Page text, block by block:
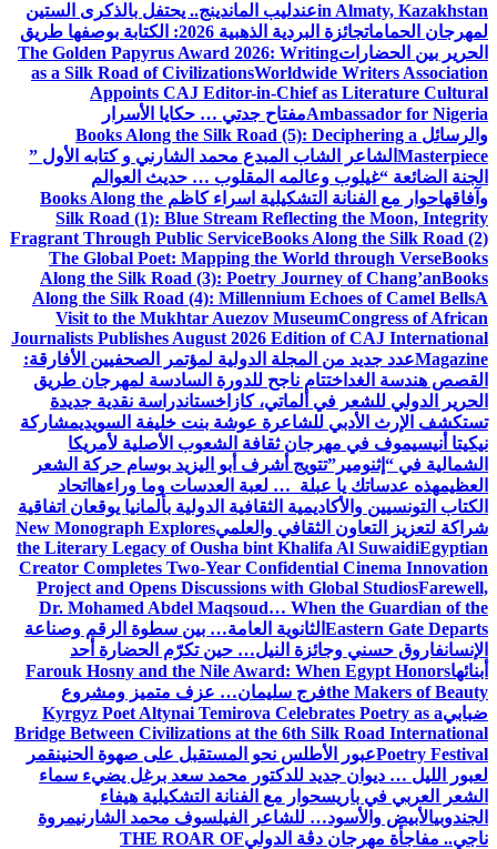
in Almaty, Kazakhstanعندليب الماندينج.. يحتفل بالذكرى الستين
لمهرجان الحمامات
جائزة البردية الذهبية 2026: الكتابة بوصفها طريق
الحرير بين الحضاراتThe Golden Papyrus Award 2026: Writing
as a Silk Road of CivilizationsWorldwide Writers Association
Appoints CAJ Editor-in-Chief as Literature Cultural
Ambassador for Nigeriaمفتاح جدتي … حكايا الأسرار
والرسائل Books Along the Silk Road (5): Deciphering a
Masterpiece الشاعر الشاب المبدع محمد الشارني و كتابه الأول ”
الجنة الضائعة “غيلوب وعالمه المقلوب … حديث العوالم
وآفاقهاحوار مع الفنانة التشكيلية اسراء كاظم Books Along the
Silk Road (1): Blue Stream Reflecting the Moon, Integrity
Fragrant Through Public ServiceBooks Along the Silk Road (2)
The Global Poet: Mapping the World through VerseBooks
Along the Silk Road (3): Poetry Journey of Chang’anBooks
Along the Silk Road (4): Millennium Echoes of Camel BellsA
Visit to the Mukhtar Auezov MuseumCongress of African
Journalists Publishes August 2026 Edition of CAJ International
Magazineعدد جديد من المجلة الدولية لمؤتمر الصحفيين الأفارقة:
القصص هندسة الغد اختتام ناجح للدورة السادسة لمهرجان طريق
الحرير الدولي للشعر في ألماتي، كازاخستاندراسة نقدية جديدة
تستكشف الإرث الأدبي للشاعرة عوشة بنت خليفة السويديمشاركة
نيكيتا أنيسيموف في مهرجان ثقافة الشعوب الأصلية لأمريكا
الشمالية في “إثنومير”تتويج أشرف أبو اليزيد بوسام حركة الشعر
العظيمهذه عدساتك يا عبلة … لعبة العدسات وما وراءها اتحاد
الكتاب التونسيين والأكاديمية الثقافية الدولية بألمانيا يوقعان اتفاقية
شراكة لتعزيز التعاون الثقافي والعلميNew Monograph Explores
the Literary Legacy of Ousha bint Khalifa Al SuwaidiEgyptian
Creator Completes Two-Year Confidential Cinema Innovation
Project and Opens Discussions with Global StudiosFarewell,
Dr. Mohamed Abdel Maqsoud… When the Guardian of the
Eastern Gate Departs الثانوية العامة… بين سطوة الرقم وصناعة
الإنسانفاروق حسني وجائزة النيل… حين تكرّم الحضارة أحد
أبنائهاFarouk Hosny and the Nile Award: When Egypt Honors
the Makers of Beautyفرج سليمان… عزف متميز ومشروع
ضبابيKyrgyz Poet Altynai Temirova Celebrates Poetry as a
Bridge Between Civilizations at the 6th Silk Road International
Poetry Festivalعبور الأطلس نحو المستقبل على صهوة الحنينقمر
لعبور الليل … ديوان جديد للدكتور محمد سعد برغل يضيء سماء
الشعر العربي في باريسحوار مع الفنانة التشكيلية هيفاء
الجندوبيالأبيض والأسود… للشاعر الفيلسوف محمد الشارنيمروة
ناجي.. مفاجأة مهرجان دڨة الدوليTHE ROAR OF